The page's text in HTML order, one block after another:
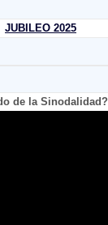
JUBILEO 2025
de la Sinodalidad?